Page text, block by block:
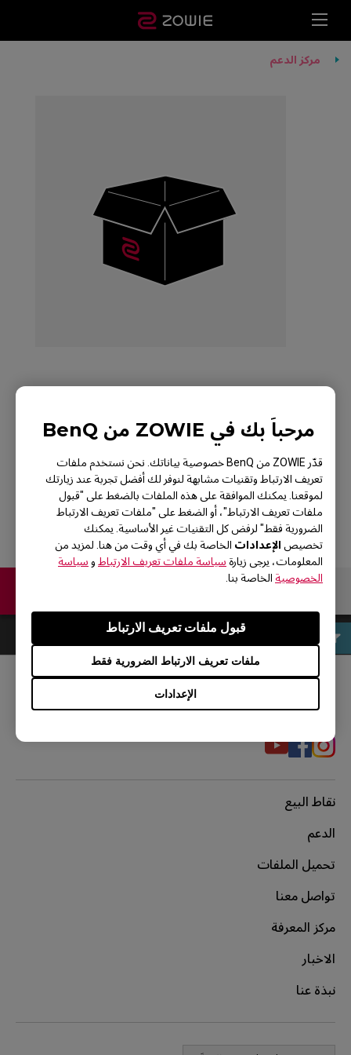
مرحباً بك في ZOWIE من BenQ
قدّر ZOWIE من BenQ خصوصية بياناتك. نحن نستخدم ملفات
تعريف الارتباط وتقنيات مشابهة لنوفر لك أفضل تجربة عند زيارتك
لموقعنا. يمكنك الموافقة على هذه الملفات بالضغط على "قبول
ملفات تعريف الارتباط"، أو الضغط على "ملفات تعريف الارتباط
الضرورية فقط" لرفض كل التقنيات غير الأساسية. يمكنك
تخصيص الإعدادات الخاصة بك في أي وقت من هنا. لمزيد من
المعلومات، يرجى زيارة سياسة ملفات تعريف الارتباط و سياسة
الخصوصية الخاصة بنا.
الإعدادات
ملفات تعريف الارتباط الضرورية فقط
قبول ملفات تعريف الارتباط
مركز الدعم
ZOWIE FK2-B Mouse
for Esports DIVINA
Edition Pink
نقاط البيع
الدعم
تحميل الملفات
تواصل معنا
مركز المعرفة
الاخبار
نبذة عنا